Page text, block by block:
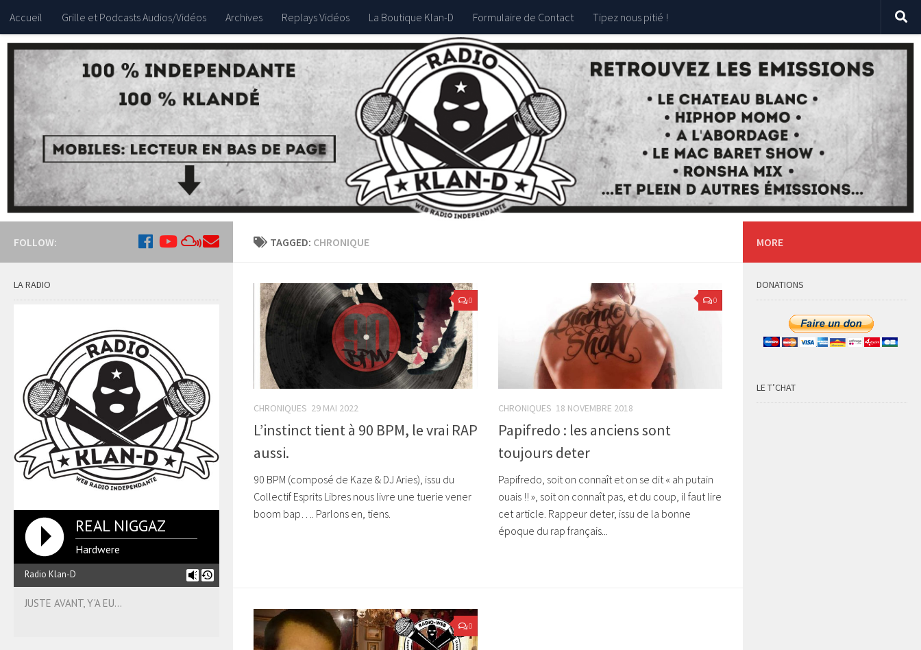
Accueil Grille et Podcasts Audios/Vidéos Archives Replays Vidéos La Boutique Klan-D Formulaire de Contact Tipez nous pitié !
TAGGED: CHRONIQUE
0
CHRONIQUES 29 MAI 2022
L’instinct tient à 90 BPM, le vrai RAP
aussi.
90 BPM (composé de Kaze & DJ Aries), issu du
Collectif Esprits Libres nous livre une tuerie vener
boom bap…. Parlons en, tiens.
0
CHRONIQUES 18 NOVEMBRE 2018
Papifredo : les anciens sont
toujours deter
Papifredo, soit on connaît et on se dit « ah putain
ouais !! », soit on connaît pas, et du coup, il faut lire
cet article. Rappeur deter, issu de la bonne
époque du rap français...
0
FOLLOW:
LA RADIO
REAL NIGGAZ
Hardwere
Radio Klan-D
JUSTE AVANT, Y'A EU...
MORE
DONATIONS
LE T’CHAT